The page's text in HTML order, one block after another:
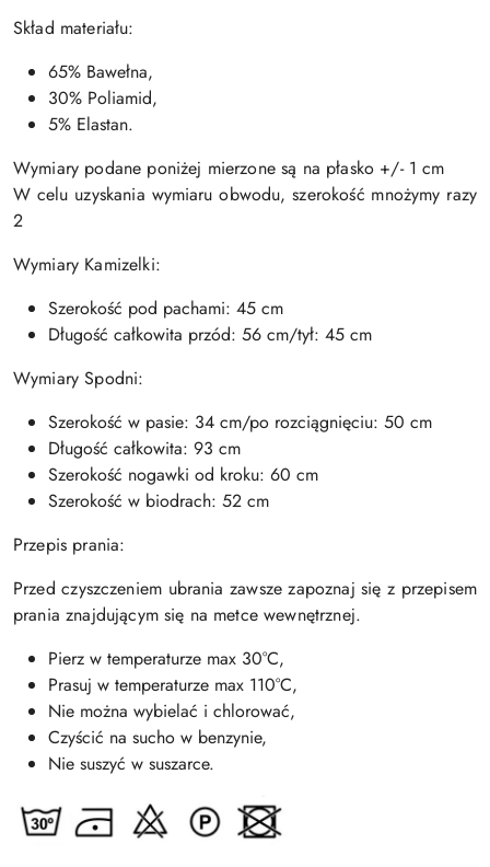
Skład materiału:
65% Bawełna,
30% Poliamid,
5% Elastan.
Wymiary podane poniżej mierzone są na płasko +/- 1 cm
W celu uzyskania wymiaru obwodu, szerokość mnożymy razy
2
Wymiary Kamizelki:
Szerokość pod pachami: 45 cm
Długość całkowita przód: 56 cm/tył: 45 cm
Wymiary Spodni:
Szerokość w pasie: 34 cm/po rozciągnięciu: 50 cm
Długość całkowita: 93 cm
Szerokość nogawki od kroku: 60 cm
Szerokość w biodrach: 52 cm
Przepis prania:
Przed czyszczeniem ubrania zawsze zapoznaj się z przepisem
prania znajdującym się na metce wewnętrznej.
Pierz w temperaturze max 30°C,
Prasuj w temperaturze max 110°C,
Nie można wybielać i chlorować,
Czyścić na sucho w benzynie,
Nie suszyć w suszarce.